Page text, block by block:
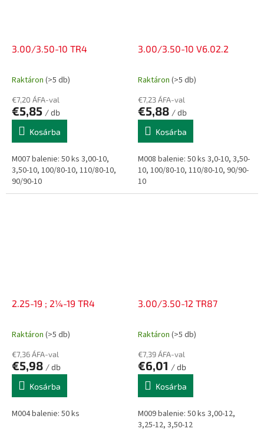
3.00/3.50-10 TR4
Raktáron (>5 db)
€7,20 ÁFA-val
€5,85 / db
Kosárba
M007 balenie: 50 ks 3,00-10,
3,50-10, 100/80-10, 110/80-10,
90/90-10
3.00/3.50-10 V6.02.2
Raktáron (>5 db)
€7,23 ÁFA-val
€5,88 / db
Kosárba
M008 balenie: 50 ks 3,0-10, 3,50-
10, 100/80-10, 110/80-10, 90/90-
10
2.25-19 ; 2¼-19 TR4
Raktáron (>5 db)
€7,36 ÁFA-val
€5,98 / db
Kosárba
M004 balenie: 50 ks
3.00/3.50-12 TR87
Raktáron (>5 db)
€7,39 ÁFA-val
€6,01 / db
Kosárba
M009 balenie: 50 ks 3,00-12,
3,25-12, 3,50-12